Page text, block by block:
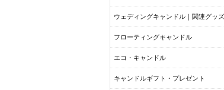
ウェディングキャンドル｜関連グッズ
フローティングキャンドル
エコ・キャンドル
キャンドルギフト・プレゼント